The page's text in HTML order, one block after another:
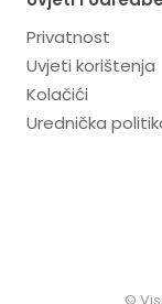
Privatnost
Uvjeti korištenja
Kolačići
Urednička